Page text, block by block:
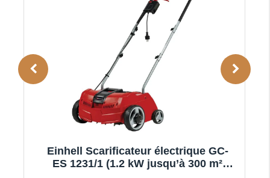
Scarificateur électrique GC-
ES 1231/1 (1.2 kW jusqu’à 300 m²
Einhell
4240 P